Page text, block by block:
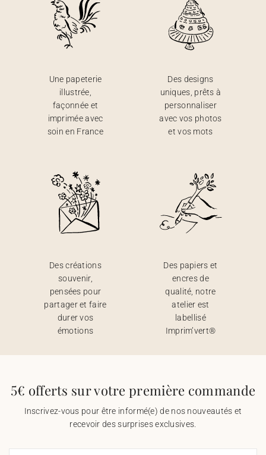
Une papeterie
illustrée,
façonnée et
imprimée avec
soin en France
Des designs
uniques, prêts à
personnaliser
avec vos photos
et vos mots
Des créations
souvenir,
pensées pour
partager et faire
durer vos
émotions
Des papiers et
encres de
qualité, notre
atelier est
labellisé
Imprim’vert®
5€ offerts sur votre première commande
Inscrivez-vous pour être informé(e) de nos nouveautés et
recevoir des surprises exclusives.